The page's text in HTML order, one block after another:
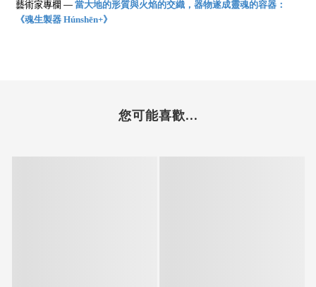
藝術家專欄 — 當大地的形質與火焰的交織，器物遂成靈魂的容器：
《魂生製器 Húnshēn+》
您可能喜歡...